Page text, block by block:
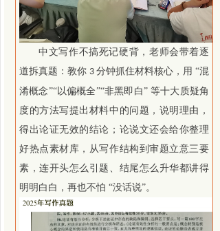
中文写作不搞死记硬背，老师会带着逐
道拆真题：教你 3 分钟抓住材料核心，用 “混
淆概念”“以偏概全”“非黑即白” 等十大质疑角
度的方法写提出材料中的问题，说明理由，
得出论证无效的结论；论说文还会给你整理
好热点素材库， 从写作结构到审题立意三要
素，连开头怎么引题、结尾怎么升华都讲得
明明白白，再也不怕 “没话说”。